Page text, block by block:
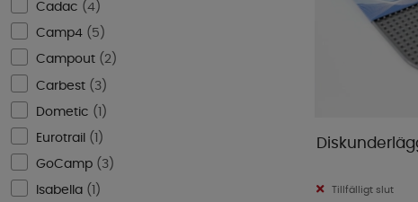
Cadac (4)
Camp4 ( 5 )
Campout ( 2)
Carbest ( 3 )
Dometic (1 )
Eurotrail ( )
GoCamp ( 3)
Isabella ( ) Tillfälligt slut